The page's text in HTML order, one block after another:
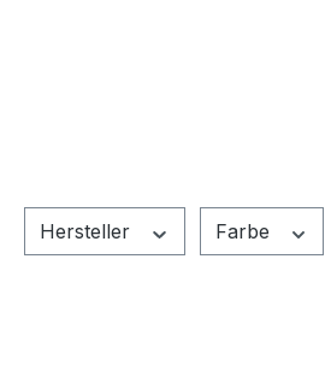
Hersteller Farbe